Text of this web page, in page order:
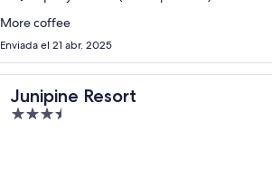
More coffee
Enviada el 21 abr. 2025
Junipine Resort
3.5